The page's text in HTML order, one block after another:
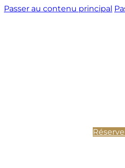
Passer au contenu principal